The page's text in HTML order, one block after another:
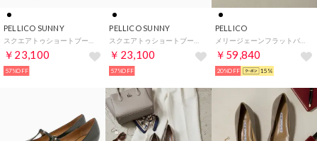
PELLICO SUNNY
￥23,100
57%OFF
PELLICO SUNNY
￥23,100
57%OFF
PELLICO
メリージェーンフラットパンプス （BLACK）
￥59,840
20%OFF 15%